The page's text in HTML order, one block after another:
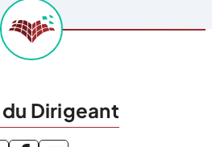
Dirigeant